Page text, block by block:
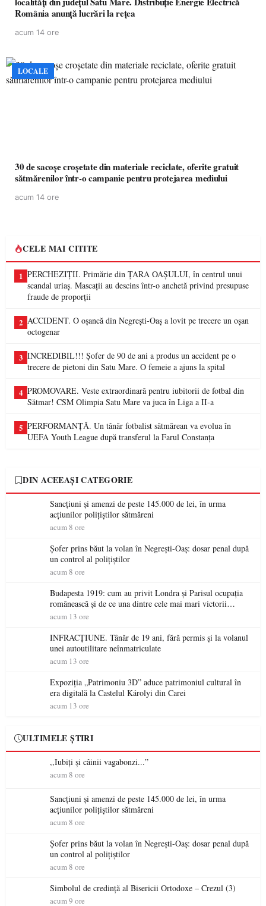
România anunță lucrări la rețea
acum 14 ore
LOCALE
30 de sacoșe croșetate din materiale reciclate, oferite gratuit
sătmărenilor într-o campanie pentru protejarea mediului
acum 14 ore
CELE MAI CITITE
1 PERCHEZIȚII. Primărie din ȚARA OAȘULUI, în centrul unui
scandal uriaș. Mascații au descins într-o anchetă privind presupuse
fraude de proporții
2 ACCIDENT. O oșancă din Negrești-Oaș a lovit pe trecere un oșan
octogenar
3 INCREDIBIL!!! Șofer de 90 de ani a produs un accident pe o
trecere de pietoni din Satu Mare. O femeie a ajuns la spital
4 PROMOVARE. Veste extraordinară pentru iubitorii de fotbal din
Sătmar! CSM Olimpia Satu Mare va juca în Liga a II-a
5 PERFORMANȚĂ. Un tânăr fotbalist sătmărean va evolua în
UEFA Youth League după transferul la Farul Constanța
DIN ACEEAȘI CATEGORIE
Sancțiuni și amenzi de peste 145.000 de lei, în urma
acțiunilor polițiștilor sătmăreni
acum 8 ore
Șofer prins băut la volan în Negrești-Oaș: dosar penal după
un control al polițiștilor
acum 8 ore
Budapesta 1919: cum au privit Londra și Parisul ocupația
românească și de ce una dintre cele mai mari victorii
militare ale României a devenit o controversă diplomatică
acum 13 ore
INFRACȚIUNE. Tânăr de 19 ani, fără permis și la volanul
unei autoutilitare neînmatriculate
acum 13 ore
Expoziția „Patrimoniu 3D” aduce patrimoniul cultural în
era digitală la Castelul Károlyi din Carei
acum 13 ore
ULTIMELE ȘTIRI
,,Iubiți și câinii vagabonzi...”
acum 8 ore
Sancțiuni și amenzi de peste 145.000 de lei, în urma
acțiunilor polițiștilor sătmăreni
acum 8 ore
Șofer prins băut la volan în Negrești-Oaș: dosar penal după
un control al polițiștilor
acum 8 ore
Simbolul de credinţă al Bisericii Ortodoxe – Crezul (3)
acum 9 ore